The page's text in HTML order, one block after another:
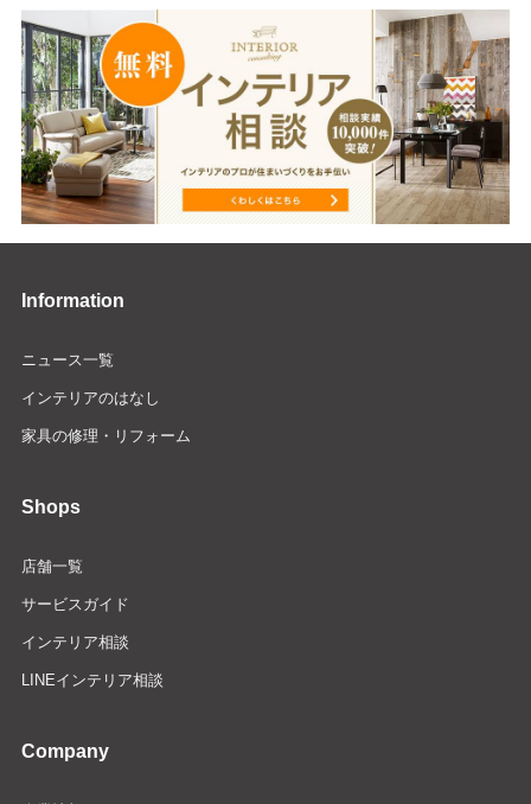
Information
ニュース一覧
インテリアのはなし
家具の修理・リフォーム
Shops
店舗一覧
サービスガイド
インテリア相談
LINEインテリア相談
Company